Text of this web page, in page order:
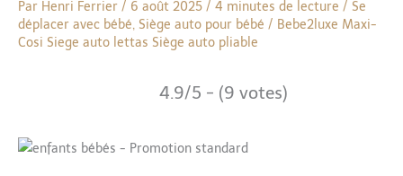
Par Henri Ferrier / 6 août 2025 / 4 minutes de lecture / Se
déplacer avec bébé, Siège auto pour bébé / Bebe2luxe Maxi-
Cosi Siege auto lettas Siège auto pliable
4.9/5 - (9 votes)